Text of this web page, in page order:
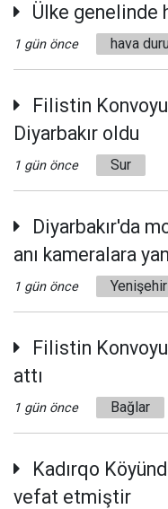
Ülke genelinde
1 gün önce hava
Filistin
Diyarbakır oldu
1 gün önce Sur
Diyarbakır'da
anı kameralara
1 gün önce Yenişehir
Filistin
attı
1 gün önce Bağlar
Kadırqo
vefat etmiştir